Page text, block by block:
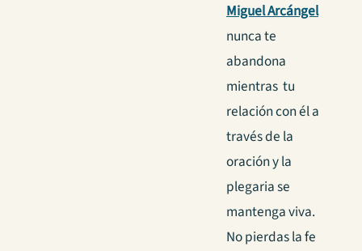
Miguel Arcángel
nunca te
abandona
mientras tu
relación con él a
través de la
oración y la
plegaria se
mantenga viva.
No pierdas la fe